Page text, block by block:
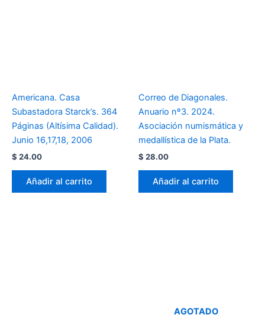
Americana. Casa
Subastadora Starck’s. 364
Páginas (Altísima Calidad).
Junio 16,17,18, 2006
$ 24.00
Añadir al carrito
Correo de Diagonales.
Anuario nº3. 2024.
Asociación numismática y
medallística de la Plata.
$ 28.00
Añadir al carrito
AGOTADO